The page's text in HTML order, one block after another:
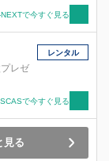
で今すぐ見る
レゼ
レンタル
で今すぐ見る
見る